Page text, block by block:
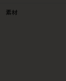
素材